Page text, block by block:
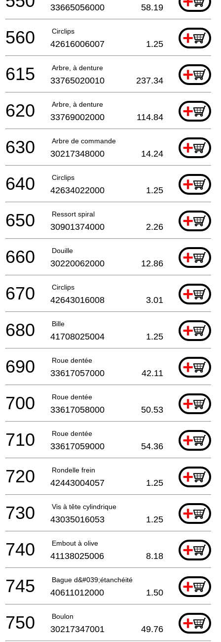
33665056000 58.19
Circlips +
560 42616006007 1.25
Arbre, à denture +
615 33765020010 237.34
Arbre, à denture +
620 33769002000 114.84
Arbre de commande +
630 30217348000 14.24
Circlips +
640 42634022000 1.25
Ressort spiral +
650 30901374000 2.26
Douille +
660 30220062000 12.86
Circlips +
670 42643016008 3.01
Bille +
680 41708025004 1.25
Roue dentée +
690 33617057000 42.11
Roue dentée +
700 33617058000 50.53
Roue dentée +
710 33617059000 54.36
Rondelle frein +
720 42443004057 1.25
Vis à tête cylindrique +
730 43035016053 1.25
Embout à olive +
740 41138025006 8.18
Bague d&#039;étanchéité +
745 40611012000 1.50
Boulon +
750 30217347001 49.76